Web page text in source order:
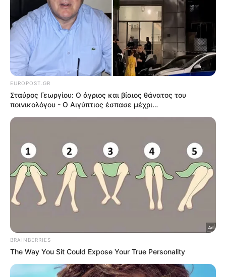
Europost -
Do Not Process My Personal
Information
Εμείς και οι συνεργάτες μας αποθηκεύουμε ή έχουμε
πρόσβαση σε πληροφορίες σε συσκευές, όπως cookies και
επεξεργαζόμαστε προσωπικά δεδομένα, όπως μοναδικά
από μια συσκευή για τους σκοπούς που περιγράφονται
επεξεργασία μας και των συνεργατών μας για τους εν λόγω
σκοπούς. Εναλλακτικά, μπορείτε να κάνετε κλικ για να